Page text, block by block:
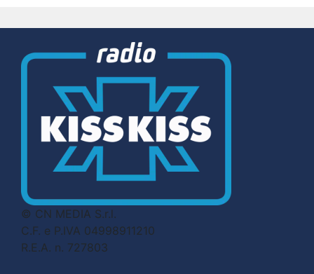
© CN MEDIA S.r.l.
C.F. e P.IVA 04998911210
R.E.A. n. 727803